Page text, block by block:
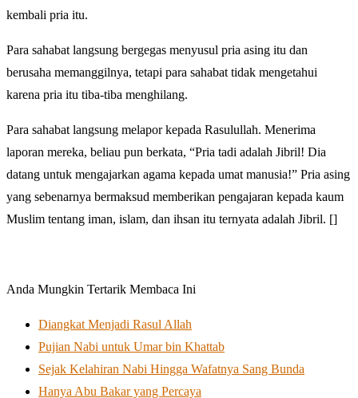
kembali pria itu.
Para sahabat langsung bergegas menyusul pria asing itu dan
berusaha memanggilnya, tetapi para sahabat tidak mengetahui
karena pria itu tiba-tiba menghilang.
Para sahabat langsung melapor kepada Rasulullah. Menerima
laporan mereka, beliau pun berkata, “Pria tadi adalah Jibril! Dia
datang untuk mengajarkan agama kepada umat manusia!” Pria asing
yang sebenarnya bermaksud memberikan pengajaran kepada kaum
Muslim tentang iman, islam, dan ihsan itu ternyata adalah Jibril. []
Anda Mungkin Tertarik Membaca Ini
Diangkat Menjadi Rasul Allah
Pujian Nabi untuk Umar bin Khattab
Sejak Kelahiran Nabi Hingga Wafatnya Sang Bunda
Hanya Abu Bakar yang Percaya